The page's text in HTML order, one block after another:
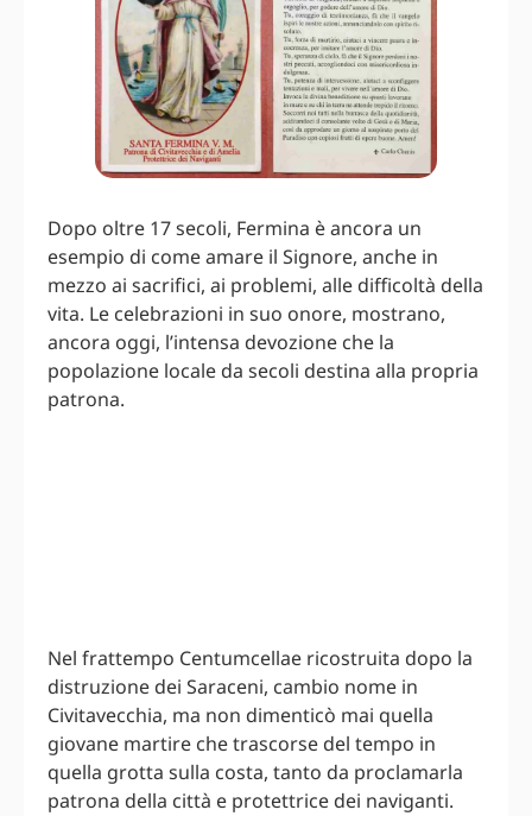
Dopo oltre 17 secoli, Fermina è ancora un
esempio di come amare il Signore, anche in
mezzo ai sacrifici, ai problemi, alle difficoltà della
vita. Le celebrazioni in suo onore, mostrano,
ancora oggi, l’intensa devozione che la
popolazione locale da secoli destina alla propria
patrona.
Nel frattempo Centumcellae ricostruita dopo la
distruzione dei Saraceni, cambio nome in
Civitavecchia, ma non dimenticò mai quella
giovane martire che trascorse del tempo in
quella grotta sulla costa, tanto da proclamarla
patrona della città e protettrice dei naviganti.